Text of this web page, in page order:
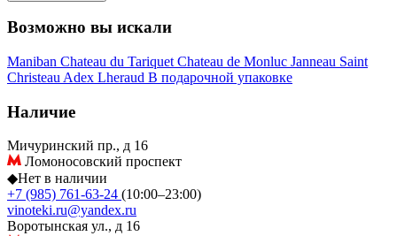
Возможно вы искали
Maniban Chateau du Tariquet Chateau de Monluc Janneau Saint
Christeau Adex Lheraud В подарочной упаковке
Наличие
Мичуринский пр., д 16
Ломоносовский проспект
◆Нет в наличии
+7 (985) 761-63-24 (10:00–23:00)
vinoteki.ru@yandex.ru
Воротынская ул., д 16